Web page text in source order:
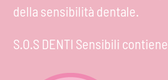
della sensibilità dentale.
S.O.S DENTI Sensibili contiene